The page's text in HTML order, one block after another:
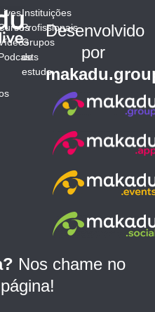
Instituições
Profissionais
Grupos
de
estudo
Desenvolvido
por
Nos chame no